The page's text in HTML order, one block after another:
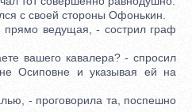
с своей стороны Офонькин.
ведущая, - сострил граф
вашего кавалера? - спросил
Осиповне и указывая ей на
- проговорила та, поспешно